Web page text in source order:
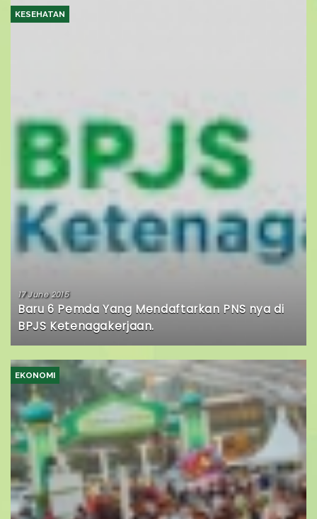
KESEHATAN
17 June 2015
Baru 6 Pemda Yang Mendaftarkan PNS nya di
BPJS Ketenagakerjaan.
EKONOMI